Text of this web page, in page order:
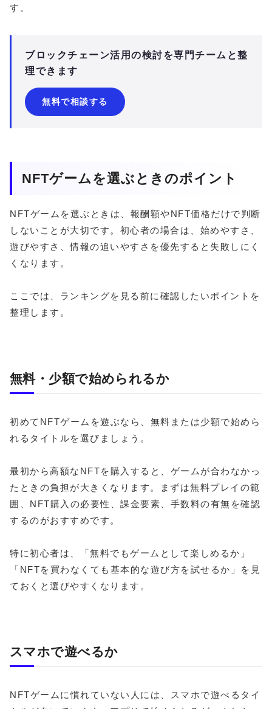
す。
ブロックチェーン活用の検討を専門チームと整
理できます
無料で相談する
NFTゲームを選ぶときのポイント
NFTゲームを選ぶときは、報酬額やNFT価格だけで判断
しないことが大切です。初心者の場合は、始めやすさ、
遊びやすさ、情報の追いやすさを優先すると失敗しにく
くなります。
ここでは、ランキングを見る前に確認したいポイントを
整理します。
無料・少額で始められるか
初めてNFTゲームを遊ぶなら、無料または少額で始めら
れるタイトルを選びましょう。
最初から高額なNFTを購入すると、ゲームが合わなかっ
たときの負担が大きくなります。まずは無料プレイの範
囲、NFT購入の必要性、課金要素、手数料の有無を確認
するのがおすすめです。
特に初心者は、「無料でもゲームとして楽しめるか」
「NFTを買わなくても基本的な遊び方を試せるか」を見
ておくと選びやすくなります。
スマホで遊べるか
NFTゲームに慣れていない人には、スマホで遊べるタイ